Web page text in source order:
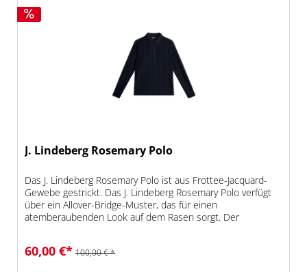
J. Lindeberg Rosemary Polo
Das J. Lindeberg Rosemary Polo ist aus Frottee-Jacquard-
Gewebe gestrickt. Das J. Lindeberg Rosemary Polo verfügt
über ein Allover-Bridge-Muster, das für einen
atemberaubenden Look auf dem Rasen sorgt. Der
60,00 €* 100,00 € *